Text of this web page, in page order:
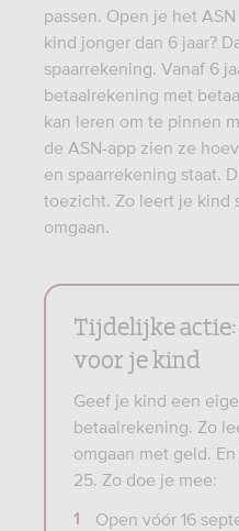
passen. Open je het
kind jonger dan 6 jaar?
spaarrekening. Vanaf 6
betaalrekening met
kan leren om te pinnen
de ASN-app zien ze
en spaarrekening staat.
toezicht. Zo leert je kind
omgaan.
Tijdelijke
voor je kind
Geef je kind een
betaalrekening. Zo
omgaan met geld.
25. Zo doe je mee:
Open vóór 16